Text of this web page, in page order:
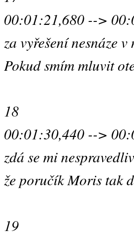
00:01:21,680 -->
za vyřešení nesnáze v
Pokud smím mluvit
18
00:01:30,440 -->
zdá se mi
že poručík Moris tak
19